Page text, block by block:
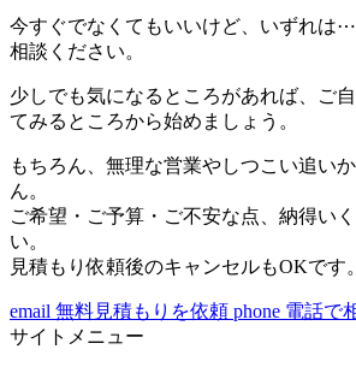
今すぐでなくてもいいけど、いずれは
相談ください。
少しでも気になるところがあれば、ご
てみるところから始めましょう。
もちろん、無理な営業やしつこい追い
ん。
ご希望・ご予算・ご不安な点、納得い
い。
見積もり依頼後のキャンセルもOKです。
email 無料見積もりを依頼 phone 電話で
サイトメニュー